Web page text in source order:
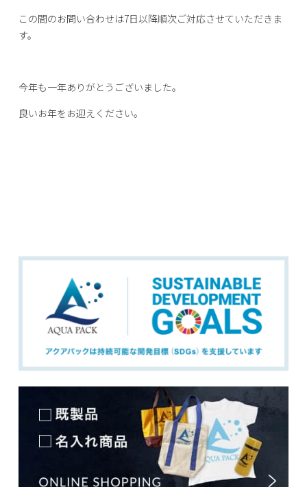
この間のお問い合わせは7日以降順次ご対応させていただきま
す。
今年も一年ありがとうございました。
良いお年をお迎えください。